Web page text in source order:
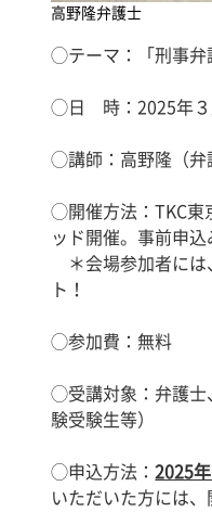
高野隆弁護士
◯テーマ：「刑事弁
◯日 時：2025年３
◯講師：高野隆（弁
◯開催方法：TKC東
ッド開催。事前申込
＊会場参加者には
ト！
◯参加費：無料
◯受講対象：弁護士
験受験生等）
◯申込方法：2025
いただいた方には